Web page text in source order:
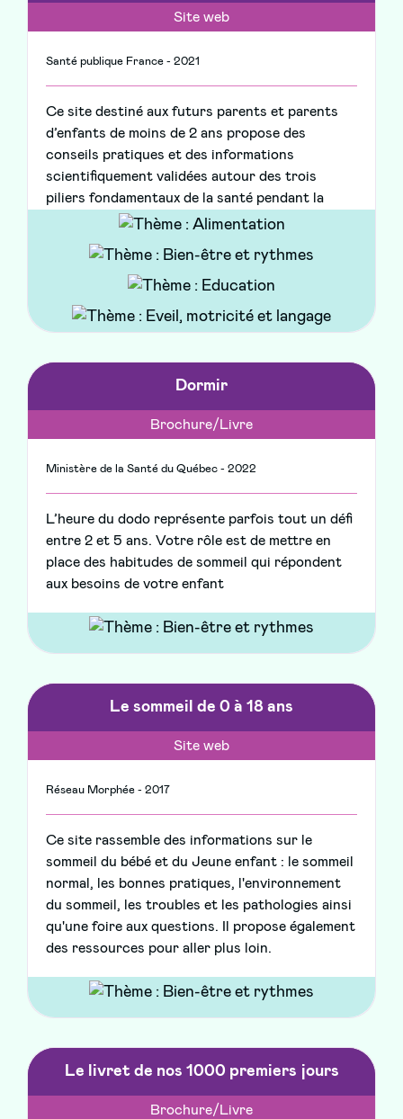
Site web
Santé publique France - 2021
Ce site destiné aux futurs parents et parents
d’enfants de moins de 2 ans propose des
conseils pratiques et des informations
scientifiquement validées autour des trois
piliers fondamentaux de la santé pendant la
période des 1000 premiers jours (sécurité
environnementale, alimentation et sécurité
affective).
Dormir
Brochure/Livre
Ministère de la Santé du Québec - 2022
L’heure du dodo représente parfois tout un défi
entre 2 et 5 ans. Votre rôle est de mettre en
place des habitudes de sommeil qui répondent
aux besoins de votre enfant
Le sommeil de 0 à 18 ans
Site web
Réseau Morphée - 2017
Ce site rassemble des informations sur le
sommeil du bébé et du Jeune enfant : le sommeil
normal, les bonnes pratiques, l'environnement
du sommeil, les troubles et les pathologies ainsi
qu'une foire aux questions. Il propose également
des ressources pour aller plus loin.
Le livret de nos 1000 premiers jours
Brochure/Livre